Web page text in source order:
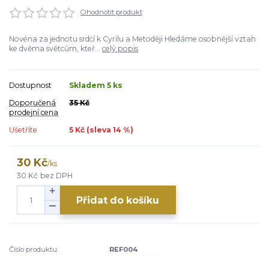
Ohodnotit produkt
Novéna za jednotu srdcí k Cyrilu a Metoději Hledáme osobnější vztah
ke dvěma světcům, kteř... celý popis
Dostupnost
Skladem 5 ks
Doporučená
prodejní cena
35 Kč
Ušetříte 5 Kč (sleva 14 %)
30 Kč/ks
30 Kč bez DPH
Přidat do košíku
Číslo produktu:
REF004